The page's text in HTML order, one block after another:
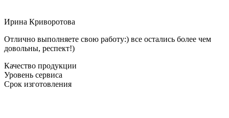
Ирина Криворотова
Отлично выполняете свою работу:) все остались более чем
довольны, респект!)
Качество продукции
Уровень сервиса
Срок изготовления